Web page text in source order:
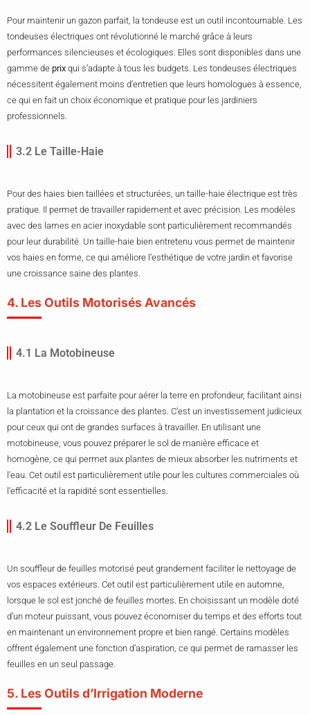
Pour maintenir un gazon parfait, la tondeuse est un outil incontournable. Les
tondeuses électriques ont révolutionné le marché grâce à leurs
performances silencieuses et écologiques. Elles sont disponibles dans une
gamme de prix qui s’adapte à tous les budgets. Les tondeuses électriques
nécessitent également moins d’entretien que leurs homologues à essence,
ce qui en fait un choix économique et pratique pour les jardiniers
professionnels.
3.2 Le Taille-Haie
Pour des haies bien taillées et structurées, un taille-haie électrique est très
pratique. Il permet de travailler rapidement et avec précision. Les modèles
avec des lames en acier inoxydable sont particulièrement recommandés
pour leur durabilité. Un taille-haie bien entretenu vous permet de maintenir
vos haies en forme, ce qui améliore l’esthétique de votre jardin et favorise
une croissance saine des plantes.
4. Les Outils Motorisés Avancés
4.1 La Motobineuse
La motobineuse est parfaite pour aérer la terre en profondeur, facilitant ainsi
la plantation et la croissance des plantes. C’est un investissement judicieux
pour ceux qui ont de grandes surfaces à travailler. En utilisant une
motobineuse, vous pouvez préparer le sol de manière efficace et
homogène, ce qui permet aux plantes de mieux absorber les nutriments et
l’eau. Cet outil est particulièrement utile pour les cultures commerciales où
l’efficacité et la rapidité sont essentielles.
4.2 Le Souffleur De Feuilles
Un souffleur de feuilles motorisé peut grandement faciliter le nettoyage de
vos espaces extérieurs. Cet outil est particulièrement utile en automne,
lorsque le sol est jonché de feuilles mortes. En choisissant un modèle doté
d’un moteur puissant, vous pouvez économiser du temps et des efforts tout
en maintenant un environnement propre et bien rangé. Certains modèles
offrent également une fonction d’aspiration, ce qui permet de ramasser les
feuilles en un seul passage.
5. Les Outils d’Irrigation Moderne